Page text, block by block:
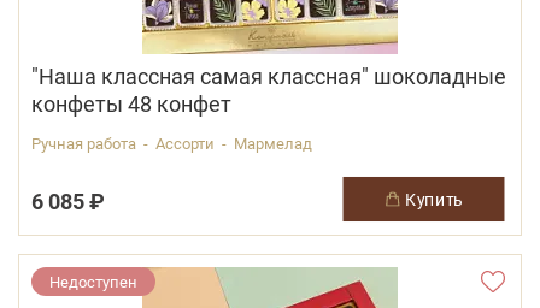
"Наша классная самая классная" шоколадные
конфеты 48 конфет
Ручная работа - Ассорти - Мармелад
6 085 ₽ купить
Недоступен